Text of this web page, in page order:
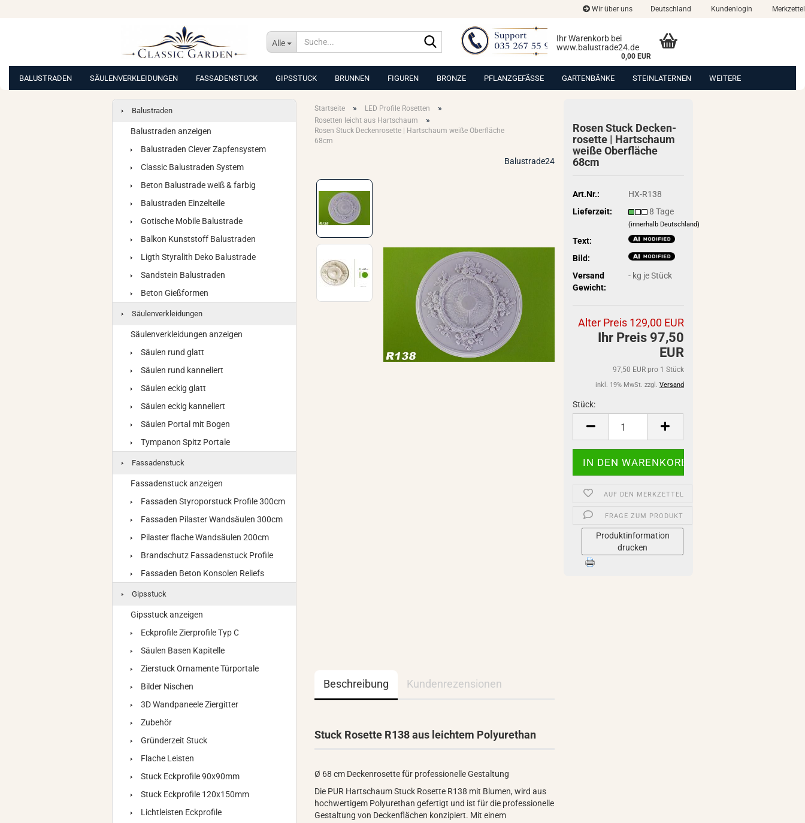
Wir über uns Deutschland Kundenlogin Merkzettel
Alle
Suche...
Ihr Warenkorb bei
www.balustrade24.de
0,00 EUR
BALUSTRADEN SÄULENVERKLEIDUNGEN FASSADENSTUCK GIPSSTUCK BRUNNEN FIGUREN BRONZE PFLANZGEFÄSSE GARTENBÄNKE STEINLATERNEN WEITERE
Startseite » LED Profile Rosetten »
Rosetten leicht aus Hartschaum »
Rosen Stuck Deckenrosette | Hartschaum weiße Oberfläche
68cm
Balustrade24
Rosen Stuck De­cken­
ro­set­te | Hart­schaum
weiße Ober­flä­che
68cm
Art.Nr.:
HX-R138
Lieferzeit:
8 Tage
(innerhalb Deutschland)
Text:
Bild:
Versand
Gewicht:
-kg je Stück
Alter Preis 129,00 EUR
Ihr Preis 97,50
EUR
97,50 EUR pro 1 Stück
inkl. 19% MwSt. zzgl. Versand
Stück:
Stück
AUF DEN MERKZETTEL
FRAGE ZUM PRODUKT
Produktinformation
drucken
Beschreibung Kundenrezensionen
Stuck Rosette R138 aus leichtem Polyurethan
Ø 68 cm Deckenrosette für professionelle Gestaltung
Die PUR Hartschaum Stuck Rosette R138 mit Blumen, wird aus
hochwertigem Polyurethan gefertigt und ist für die professionelle
Gestaltung von Deckenflächen konzipiert. Mit einem
Balustraden
Balustraden anzeigen
Balustraden Clever Zapfensystem
Classic Balustraden System
Beton Balustrade weiß & farbig
Balustraden Einzelteile
Gotische Mobile Balustrade
Balkon Kunststoff Balustraden
Ligth Styralith Deko Balustrade
Sandstein Balustraden
Beton Gießformen
Säulenverkleidungen
Säulenverkleidungen anzeigen
Säulen rund glatt
Säulen rund kanneliert
Säulen eckig glatt
Säulen eckig kanneliert
Säulen Portal mit Bogen
Tympanon Spitz Portale
Fassadenstuck
Fassadenstuck anzeigen
Fassaden Styroporstuck Profile 300cm
Fassaden Pilaster Wandsäulen 300cm
Pilaster flache Wandsäulen 200cm
Brandschutz Fassadenstuck Profile
Fassaden Beton Konsolen Reliefs
Gipsstuck
Gipsstuck anzeigen
Eckprofile Zierprofile Typ C
Säulen Basen Kapitelle
Zierstuck Ornamente Türportale
Bilder Nischen
3D Wandpaneele Ziergitter
Zubehör
Gründerzeit Stuck
Flache Leisten
Stuck Eckprofile 90x90mm
Stuck Eckprofile 120x150mm
Lichtleisten Eckprofile